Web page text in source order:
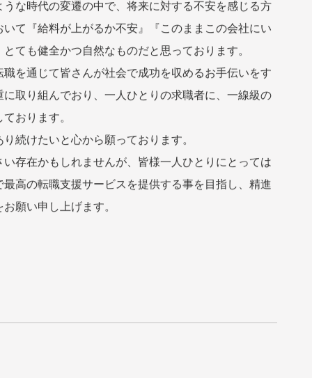
、実現する」というミッションを掲げ、一人ひとり
に貢献したいと考えています。
口の減少、そして働き方の多様化に伴い、日本の労
な時代の変遷の中で、将来に対する不安を感じる方
て『給料が上がるか不安』『このままこの会社にい
ても健全かつ自然なものだと思っております。
を通じて皆さんが社会で成功を収めるお手伝いをす
取り組んでおり、一人ひとりの求職者に、一線級の
ております。
続けたいと心から願っております。